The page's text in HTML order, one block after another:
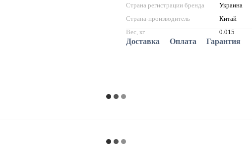
Страна регистрации бренда
Украина
Страна-производитель
Китай
Вес, кг
0.015
Доставка Оплата Гарантия